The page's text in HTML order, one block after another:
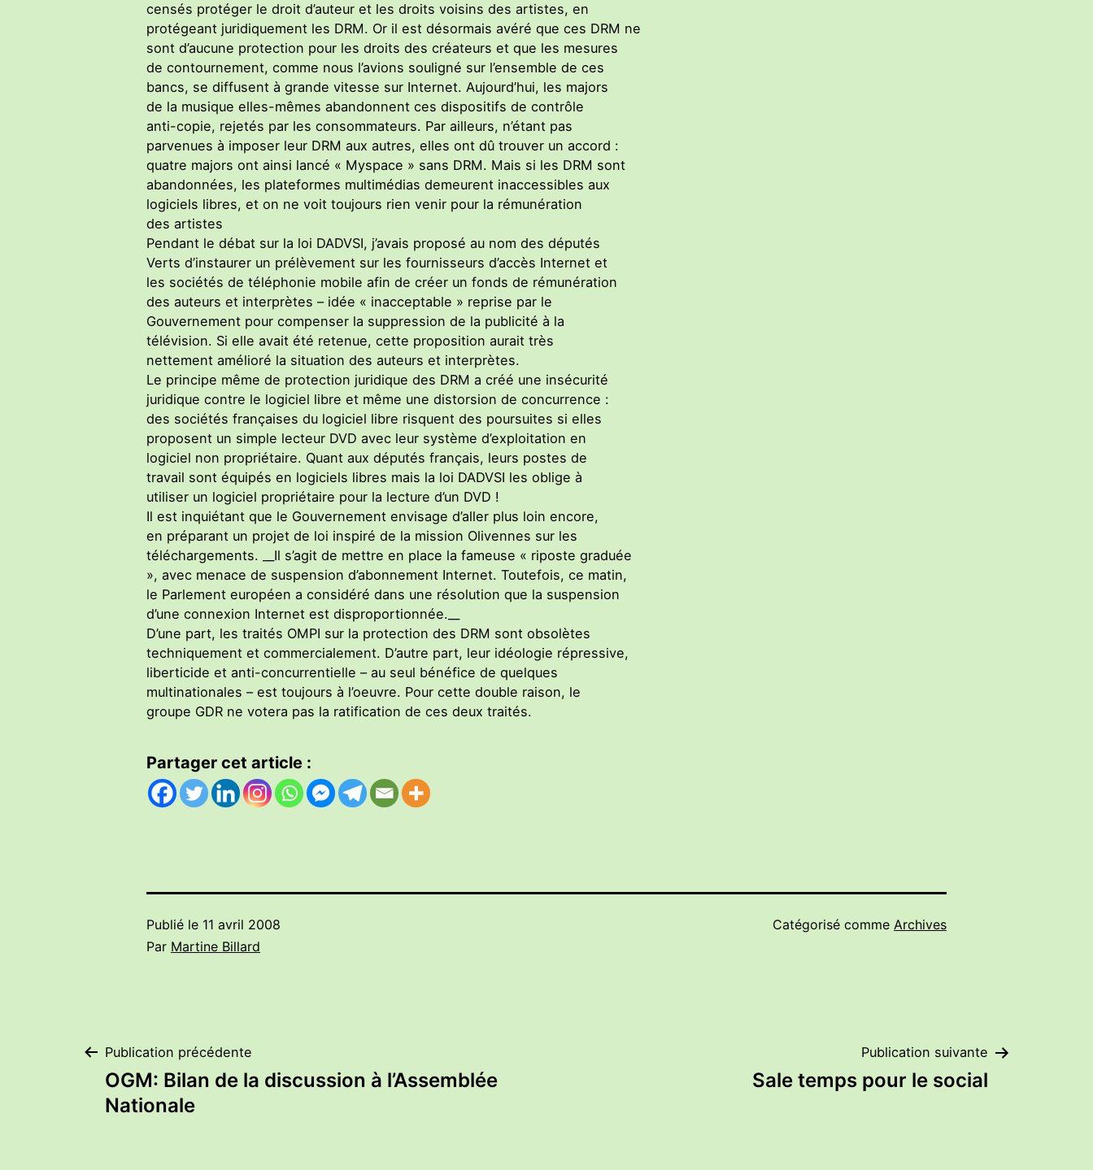
censés protéger le droit d’auteur et les droits voisins des artistes, en
protégeant juridiquement les DRM. Or il est désormais avéré que ces DRM ne
sont d’aucune protection pour les droits des créateurs et que les mesures
de contournement, comme nous l’avions souligné sur l’ensemble de ces
bancs, se diffusent à grande vitesse sur Internet. Aujourd’hui, les majors
de la musique elles-mêmes abandonnent ces dispositifs de contrôle
anti-copie, rejetés par les consommateurs. Par ailleurs, n’étant pas
parvenues à imposer leur DRM aux autres, elles ont dû trouver un accord :
quatre majors ont ainsi lancé « Myspace » sans DRM. Mais si les DRM sont
abandonnées, les plateformes multimédias demeurent inaccessibles aux
logiciels libres, et on ne voit toujours rien venir pour la rémunération
des artistes
Pendant le débat sur la loi DADVSI, j’avais proposé au nom des députés
Verts d’instaurer un prélèvement sur les fournisseurs d’accès Internet et
les sociétés de téléphonie mobile afin de créer un fonds de rémunération
des auteurs et interprètes – idée « inacceptable » reprise par le
Gouvernement pour compenser la suppression de la publicité à la
télévision. Si elle avait été retenue, cette proposition aurait très
nettement amélioré la situation des auteurs et interprètes.
Le principe même de protection juridique des DRM a créé une insécurité
juridique contre le logiciel libre et même une distorsion de concurrence :
des sociétés françaises du logiciel libre risquent des poursuites si elles
proposent un simple lecteur DVD avec leur système d’exploitation en
logiciel non propriétaire. Quant aux députés français, leurs postes de
travail sont équipés en logiciels libres mais la loi DADVSI les oblige à
utiliser un logiciel propriétaire pour la lecture d’un DVD !
Il est inquiétant que le Gouvernement envisage d’aller plus loin encore,
en préparant un projet de loi inspiré de la mission Olivennes sur les
téléchargements. __Il s’agit de mettre en place la fameuse « riposte graduée
», avec menace de suspension d’abonnement Internet. Toutefois, ce matin,
le Parlement européen a considéré dans une résolution que la suspension
d’une connexion Internet est disproportionnée.__
D’une part, les traités OMPI sur la protection des DRM sont obsolètes
techniquement et commercialement. D’autre part, leur idéologie répressive,
liberticide et anti-concurrentielle – au seul bénéfice de quelques
multinationales – est toujours à l’oeuvre. Pour cette double raison, le
groupe GDR ne votera pas la ratification de ces deux traités.
Partager cet article :
Publié le 11 avril 2008
Par Martine Billard
Catégorisé comme Archives
Navigation
de
Publication précédente
OGM: Bilan de la discussion à l’Assemblée
Nationale
Publication suivante
Sale temps pour le social